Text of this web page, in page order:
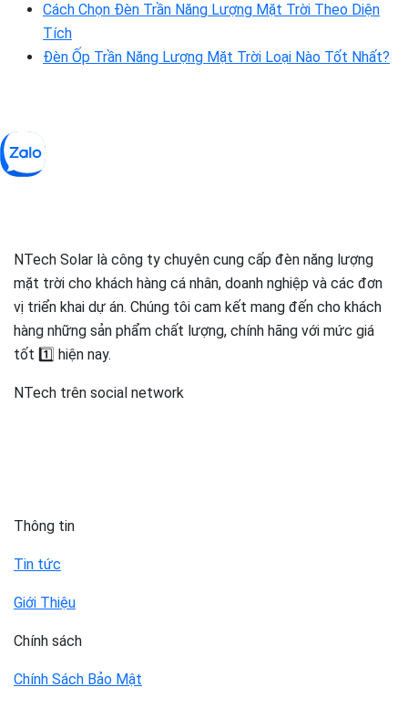
Cách Chọn Đèn Trần Năng Lượng Mặt Trời Theo Diện
Tích
Đèn Ốp Trần Năng Lượng Mặt Trời Loại Nào Tốt Nhất?
NTech Solar là công ty chuyên cung cấp đèn năng lượng
mặt trời cho khách hàng cá nhân, doanh nghiệp và các đơn
vị triển khai dự án. Chúng tôi cam kết mang đến cho khách
hàng những sản phẩm chất lượng, chính hãng với mức giá
tốt 1️⃣ hiện nay.
NTech trên social network
Thông tin
Tin tức
Giới Thiệu
Chính sách
Chính Sách Bảo Mật